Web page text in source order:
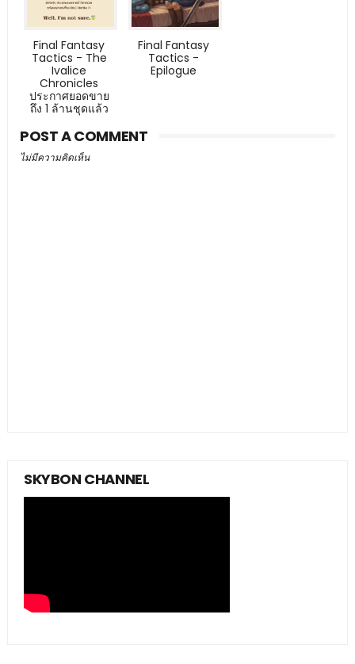
Final Fantasy
Tactics - The
Ivalice
Chronicles
ประกาศยอดขาย
ถึง 1 ล้านชุดแล้ว
Final Fantasy
Tactics -
Epilogue
POST A COMMENT
ไม่มีความคิดเห็น
SKYBON CHANNEL